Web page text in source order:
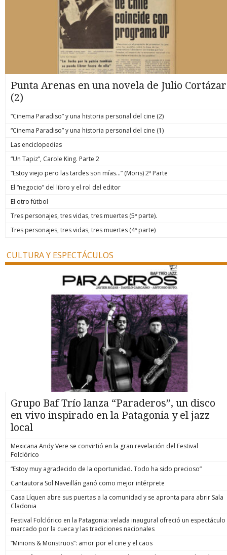
Punta Arenas en una novela de Julio Cortázar
(2)
“Cinema Paradiso” y una historia personal del cine (2)
“Cinema Paradiso” y una historia personal del cine (1)
Las enciclopedias
“Un Tapiz”, Carole King. Parte 2
“Estoy viejo pero las tardes son mías…” (Moris) 2ª Parte
El “negocio” del libro y el rol del editor
El otro fútbol
Tres personajes, tres vidas, tres muertes (5ª parte).
Tres personajes, tres vidas, tres muertes (4ª parte)
CULTURA Y ESPECTÁCULOS
Grupo Baf Trío lanza “Paraderos”, un disco
en vivo inspirado en la Patagonia y el jazz
local
Mexicana Andy Vere se convirtió en la gran revelación del Festival
Folclórico
“Estoy muy agradecido de la oportunidad. Todo ha sido precioso”
Cantautora Sol Naveillán ganó como mejor intérprete
Casa Líquen abre sus puertas a la comunidad y se apronta para abrir Sala
Cladonia
Festival Folclórico en la Patagonia: velada inaugural ofreció un espectáculo
marcado por la cueca y las tradiciones nacionales
“Minions & Monstruos”: amor por el cine y el caos